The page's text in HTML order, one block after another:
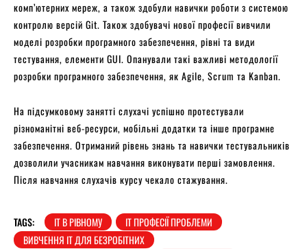
комп’ютерних мереж, а також здобули навички роботи з системою
контролю версій Git. Також здобувачі нової професії вивчили
моделі розробки програмного забезпечення, рівні та види
тестування, елементи GUI. Опанували такі важливі методології
розробки програмного забезпечення, як Agile, Scrum та Kanban.
На підсумковому занятті слухачі успішно протестували
різноманітні веб-ресурси, мобільні додатки та інше програмне
забезпечення. Отриманий рівень знань та навички тестувальників
дозволили учасникам навчання виконувати перші замовлення.
Після навчання слухачів курсу чекало стажування.
TAGS: IT В РІВНОМУ
IT ПРОФЕСІЇ ПРОБЛЕМИ
ВИВЧЕННЯ IT ДЛЯ БЕЗРОБІТНИХ